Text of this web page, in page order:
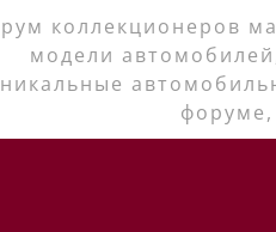
коллекционеров
модели